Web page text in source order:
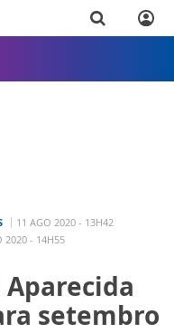
11 AGO 2020 - 13H42
2020 - 14H55
setembro